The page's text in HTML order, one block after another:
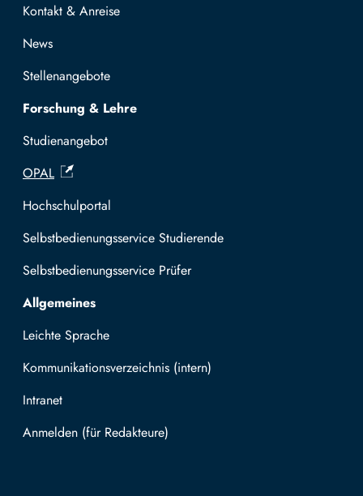
Kontakt & Anreise
News
Stellenangebote
Forschung & Lehre
Studienangebot
OPAL
Hochschulportal
Selbstbedienungsservice Studierende
Selbstbedienungsservice Prüfer
Allgemeines
Leichte Sprache
Kommunikationsverzeichnis (intern)
Intranet
Mit TUBAF Login anmelden